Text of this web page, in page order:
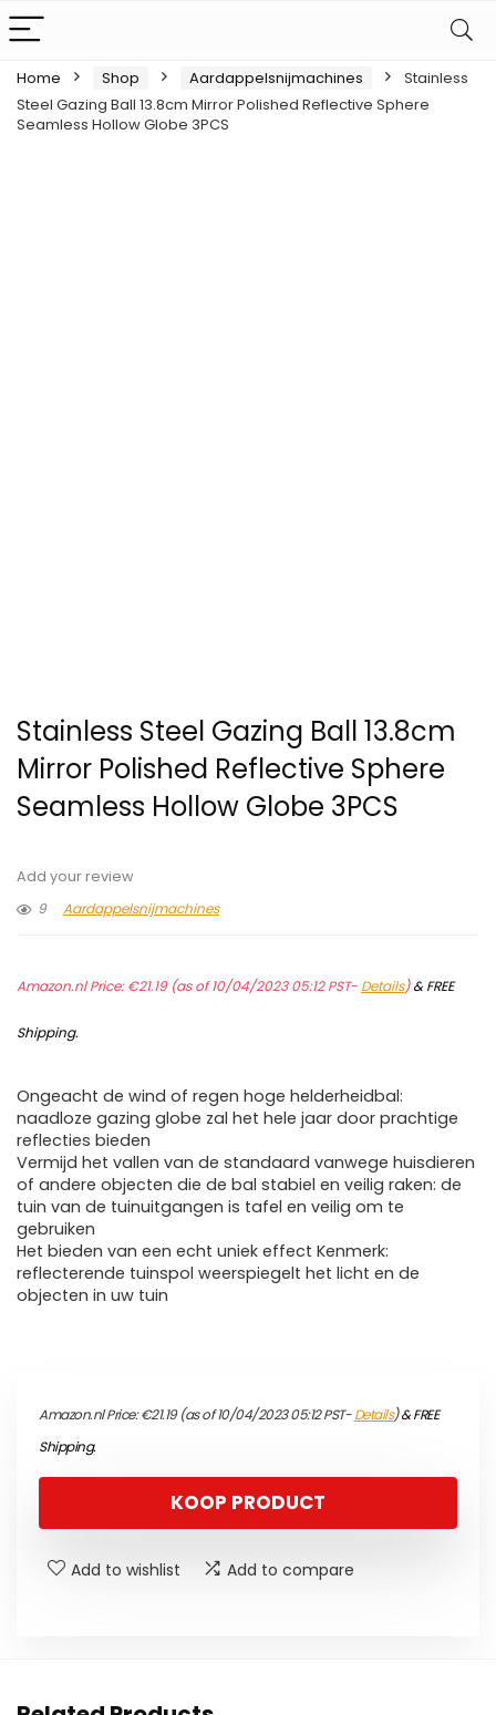
Home Shop Aardappelsnijmachines
Stainless
Steel Gazing Ball 13.8cm Mirror Polished Reflective Sphere
Seamless Hollow Globe 3PCS
Stainless Steel Gazing Ball 13.8cm
Mirror Polished Reflective Sphere
Seamless Hollow Globe 3PCS
Add your review
9
Aardappelsnijmachines
Amazon.nl Price:€21.19(as of 10/04/2023 05:12 PST- Details)&FREE
Shipping.
Ongeacht de wind of regen hoge helderheidbal:
naadloze gazing globe zal het hele jaar door prachtige
reflecties bieden
Vermijd het vallen van de standaard vanwege huisdieren
of andere objecten die de bal stabiel en veilig raken: de
tuin van de tuinuitgangen is tafel en veilig om te
gebruiken
Het bieden van een echt uniek effect Kenmerk:
reflecterende tuinspol weerspiegelt het licht en de
objecten in uw tuin
Amazon.nl Price:€21.19(as of 10/04/2023 05:12 PST-Details)&FREE
Shipping.
KOOP PRODUCT
Add to wishlist Add to compare